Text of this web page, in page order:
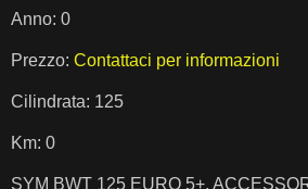
Anno: 0
Prezzo: Contattaci per informazioni
Cilindrata: 125
Km: 0
SYM BWT 125 EURO 5+,